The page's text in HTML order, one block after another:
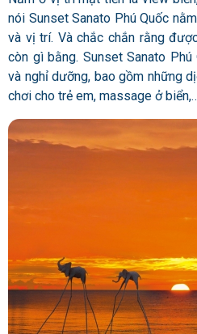
nói Sunset Sanato Phú Quốc
và vị trí. Và chắc chắn rằng
còn gì bằng. Sunset Sanato
và nghỉ dưỡng, bao gồm những
chơi cho trẻ em, massage ở